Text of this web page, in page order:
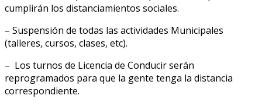
cumplirán los distanciamientos sociales.
– Suspensión de todas las actividades Municipales
(talleres, cursos, clases, etc).
– Los turnos de Licencia de Conducir serán
reprogramados para que la gente tenga la distancia
correspondiente.